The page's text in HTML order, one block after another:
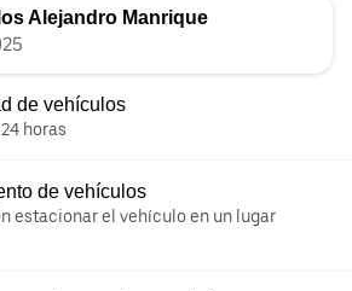
Alejandro Manrique
de vehículos
horas
de vehículos
estacionar el vehículo en un lugar